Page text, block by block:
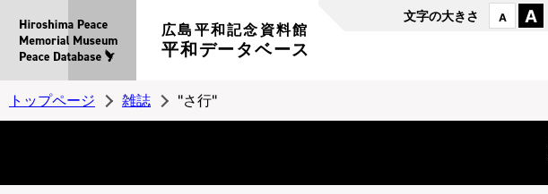
広島平和記念資料館
平和データベース
文字の大きさ A A
トップページ 雑誌 "さ行"